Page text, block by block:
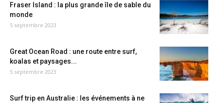
Fraser Island : la plus grande île de sable du
monde
5 septembre 2023
Great Ocean Road : une route entre surf,
koalas et paysages...
5 septembre 2023
Surf trip en Australie : les événements à ne